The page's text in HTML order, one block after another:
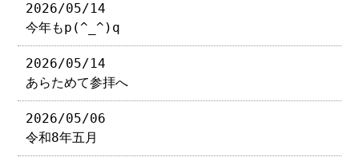
2026/05/14
今年もp(^_^)q
2026/05/14
あらためて参拝へ
2026/05/06
令和8年五月